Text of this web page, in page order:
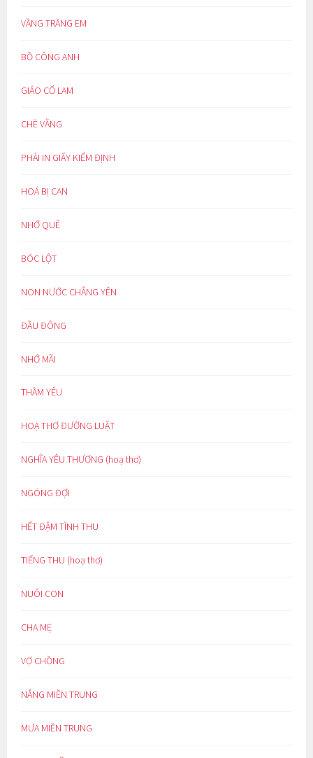
VẦNG TRĂNG EM
BỒ CÔNG ANH
GIẢO CỔ LAM
CHÈ VẰNG
PHẢI IN GIẤY KIỂM ĐỊNH
HOÁ BỊ CAN
NHỚ QUÊ
BÓC LỘT
NON NƯỚC CHẲNG YÊN
ĐẦU ĐÔNG
NHỚ MÃI
THẦM YÊU
HOẠ THƠ ĐƯỜNG LUẬT
NGHĨA YÊU THƯƠNG (hoạ thơ)
NGÓNG ĐỢI
HẾT ĐẬM TÌNH THU
TIẾNG THU (hoạ thơ)
NUÔI CON
CHA MẸ
VỢ CHỒNG
NẮNG MIỀN TRUNG
MƯA MIỀN TRUNG